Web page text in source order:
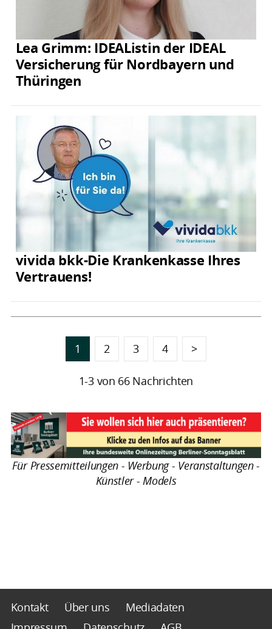
Lea Grimm: IDEAListin der IDEAL
Versicherung für Nordbayern und
Thüringen
vivida bkk-Die Krankenkasse Ihres
Vertrauens!
1 2 3 4 >
1-3 von 66 Nachrichten
Für Pressemitteilungen - Werbung - Veranstaltungen -
Künstler - Models
Kontakt Über uns
Mediadaten